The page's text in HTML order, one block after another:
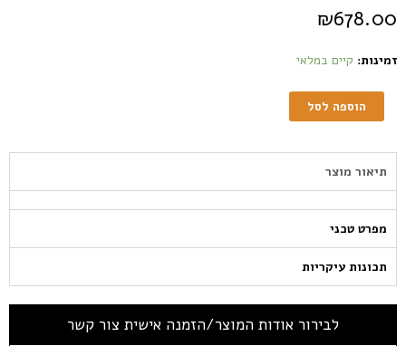
₪678.00
זמינות: קיים במלאי
הוספה לסל
תיאור מוצר
מפרט טכני
תכונות עיקריות
לבירור אודות המוצר/הזמנה אישית צור קשר